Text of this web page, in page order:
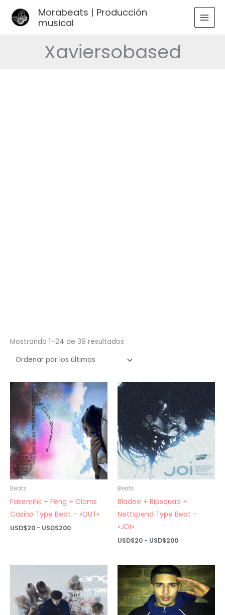
Morabeats | Producción
musical
Xaviersobased
Mostrando 1–24 de 39 resultados
últimos
Beats
Fakemink + Feng + Clams
Casino Type Beat – «OUT»
USD$20 - USD$200Rango
hasta
USD$200
Beats
Bladee + Ripsquad +
Nettspend Type Beat –
«JOI»
USD$20 - USD$200Rango
desde
USD$20
hasta
USD$200